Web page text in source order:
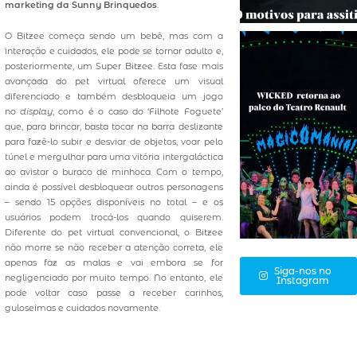
marketing da Sunny Brinquedos.
O Bitzee começa sendo um bebê, mas com a
interação e cuidados, ele pode se tornar adulto e,
posteriormente, um Super Bitzee. Esta fase mais
avançada do pet virtual oferece um visual
diferenciado e também desbloqueia um jogo
nodisplay, como é o caso do ‘Filhote Foguete’
que, para brincar, basta tocar na barra deslizante
para fazê-lo subir e desviar de objetos, voar pelo
túnel e mergulhar para uma vitória intergaláctica
ao avistar o buraco de minhoca. Com o tempo,
ainda é possível desbloquear outros personagens
– sendo 15 opções disponíveis no total – e os
usuários podem trocá-los quando quiserem.
Diferente do pet virtual convencional, o Bitzee
não morre se não receber a atenção correta, ele
apenas faz as malas e vai embora se for
negligenciado por muito tempo. No entanto, ele
pode voltar caso passe a receber carinhos,
guloseimas e cuidados novamente.
Siga-nos no
Instagram